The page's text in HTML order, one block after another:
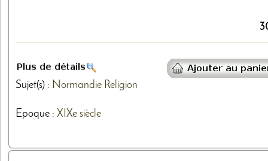
Sujet(s) : Normandie Religion
Epoque : XIXe siècle